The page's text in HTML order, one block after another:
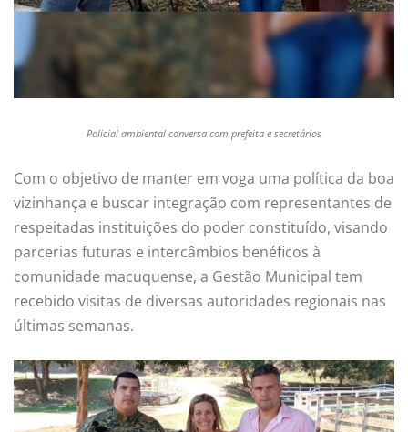
Policial ambiental conversa com prefeita e secretários
Com o objetivo de manter em voga uma política da boa
vizinhança e buscar integração com representantes de
respeitadas instituições do poder constituído, visando
parcerias futuras e intercâmbios benéficos à
comunidade macuquense, a Gestão Municipal tem
recebido visitas de diversas autoridades regionais nas
últimas semanas.